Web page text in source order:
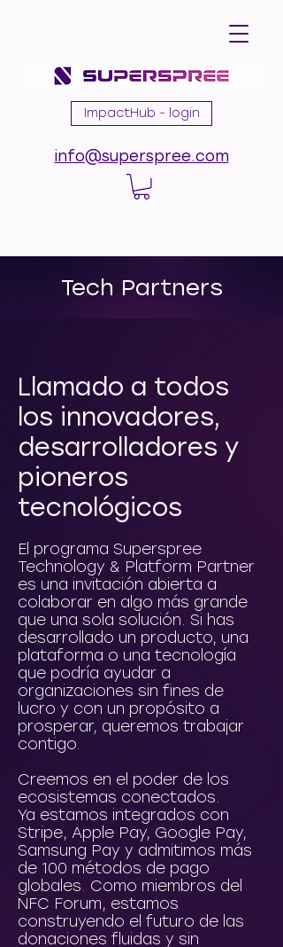
ImpactHub - login
info@superspree.com
Tech Partners
Llamado a todos
los innovadores,
desarrolladores y
pioneros
tecnológicos
El programa Superspree
Technology & Platform Partner
es una invitación abierta a
colaborar en algo más grande
que una sola solución. Si has
desarrollado un producto, una
plataforma o una tecnología
que podría ayudar a
organizaciones sin fines de
lucro y con un propósito a
prosperar, queremos trabajar
contigo.
Creemos en el poder de los
ecosistemas conectados.
Ya estamos integrados con
Stripe, Apple Pay, Google Pay,
Samsung Pay y admitimos más
de 100 métodos de pago
globales. Como miembros del
NFC Forum, estamos
construyendo el futuro de las
donaciones fluidas y sin